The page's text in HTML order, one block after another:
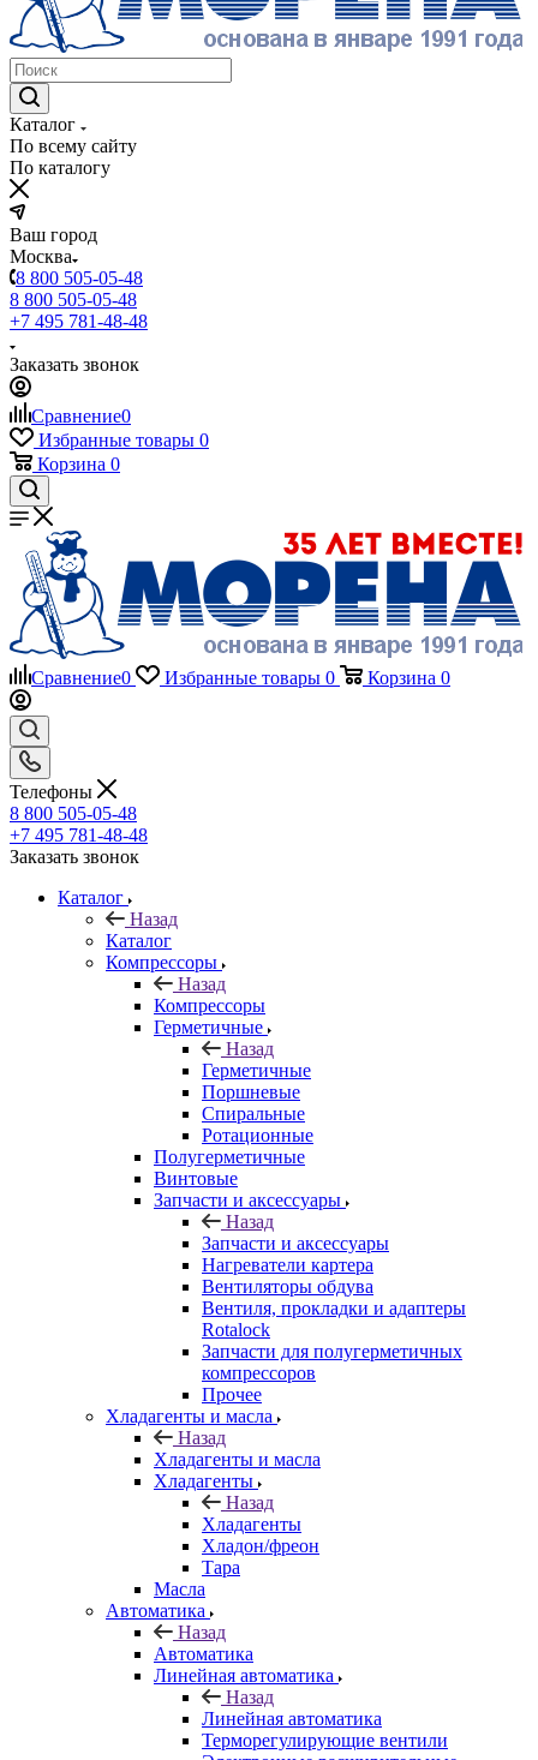
Каталог
По всему сайту
По каталогу
Ваш город
Москва
8 800 505-05-48
8 800 505-05-48
+7 495 781-48-48
Заказать звонок
Сравнение0
Избранные товары 0
Корзина 0
Сравнение0 Избранные товары 0 Корзина 0
Телефоны
8 800 505-05-48
+7 495 781-48-48
Заказать звонок
Каталог
Назад
Каталог
Компрессоры
Назад
Компрессоры
Герметичные
Назад
Герметичные
Поршневые
Спиральные
Ротационные
Полугерметичные
Винтовые
Запчасти и аксессуары
Назад
Запчасти и аксессуары
Нагреватели картера
Вентиляторы обдува
Вентиля, прокладки и адаптеры
Rotalock
Запчасти для полугерметичных
компрессоров
Прочее
Хладагенты и масла
Назад
Хладагенты и масла
Хладагенты
Назад
Хладагенты
Хладон/фреон
Тара
Масла
Автоматика
Назад
Автоматика
Линейная автоматика
Назад
Линейная автоматика
Терморегулирующие вентили